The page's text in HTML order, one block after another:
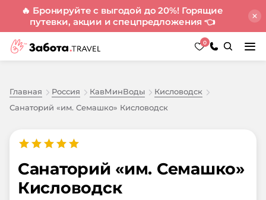
🔥 Бронируйте с выгодой до 20%! Горящие
путевки, акции и спецпредложения 👈
0
Главная Россия КавМинВоды
Кисловодск
Санаторий «им. Семашко» Кисловодск
Санаторий «им. Семашко»
Кисловодск